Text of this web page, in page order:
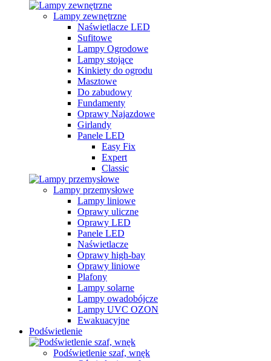
Lampy zewnętrzne
Naświetlacze LED
Sufitowe
Lampy Ogrodowe
Lampy stojące
Kinkiety do ogrodu
Masztowe
Do zabudowy
Fundamenty
Oprawy Najazdowe
Girlandy
Panele LED
Easy Fix
Expert
Classic
Lampy przemysłowe
Lampy liniowe
Oprawy uliczne
Oprawy LED
Panele LED
Naświetlacze
Oprawy high-bay
Oprawy liniowe
Plafony
Lampy solarne
Lampy owadobójcze
Lampy UVC OZON
Ewakuacyjne
Podświetlenie
Podświetlenie szaf, wnęk